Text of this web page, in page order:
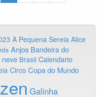
A Pequena Sereia Alice
Anjos Bandeira do
neve Brasil Calendario
Circo Copa do Mundo
Galinha